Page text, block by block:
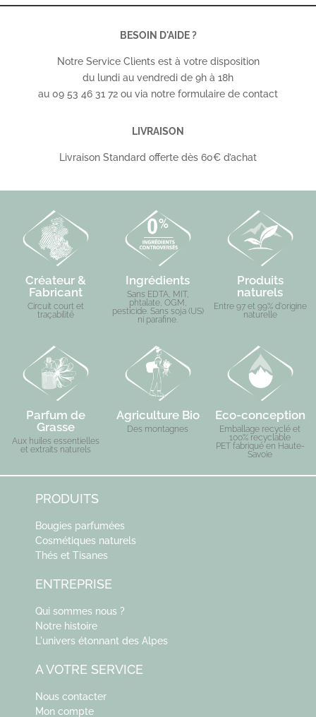
BESOIN D'AIDE ?
Notre Service Clients est à votre disposition
du lundi au vendredi de 9h à 18h
au 09 53 46 31 72 ou via notre formulaire de contact
LIVRAISON
Livraison Standard offerte dès 60€ d’achat
Créateur &
Fabricant
Circuit court et
traçabilité
Ingrédients
Sans EDTA, MIT,
phtalate, OGM,
pesticide. Sans soja (US)
ni parafine.
Produits
naturels
Entre 97 et 99% d'origine
naturelle
Parfum de
Grasse
Aux huiles essentielles
et extraits naturels
Agriculture Bio
Des montagnes
Eco-conception
Emballage recyclé et
100% recyclable
PET fabriqué en Haute-
Savoie
PRODUITS
Bougies parfumées
Cosmétiques naturels
Thés et Tisanes
ENTREPRISE
Qui sommes nous ?
Notre histoire
L'univers étonnant des Alpes
A VOTRE SERVICE
Nous contacter
Mon compte